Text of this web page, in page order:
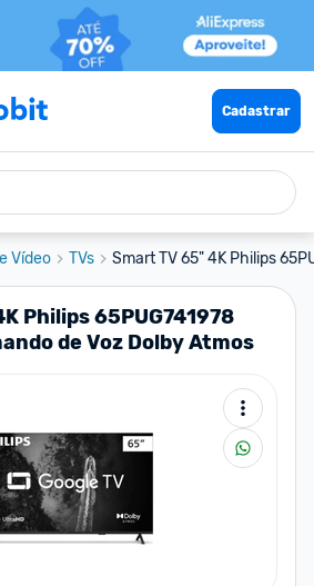
Cadastrar
Vídeo TVs Smart TV 65" 4K Philips
Philips 65PUG741978
de Voz Dolby Atmos